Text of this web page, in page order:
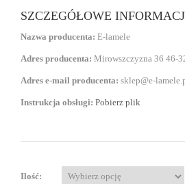
SZCZEGÓŁOWE
Nazwa producenta: E-lamele
Adres producenta: Mirowszczyzna 36 46-
Adres e-mail producenta: sklep@e-
Instrukcja obsługi: Pobierz plik
Ilość: